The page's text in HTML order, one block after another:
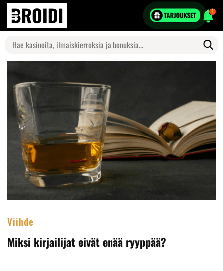
1
Search
for:
Viihde
Miksi kirjailijat eivät enää ryyppää?